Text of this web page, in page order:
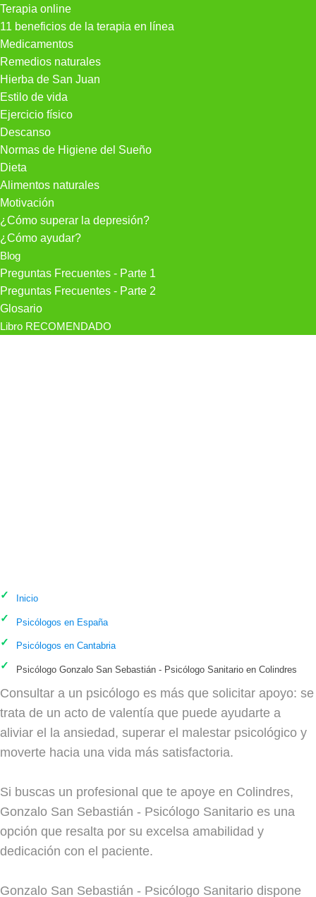
Terapia online
11 beneficios de la terapia en línea
Medicamentos
Remedios naturales
Hierba de San Juan
Estilo de vida
Ejercicio físico
Descanso
Normas de Higiene del Sueño
Dieta
Alimentos naturales
Motivación
¿Cómo superar la depresión?
¿Cómo ayudar?
Blog
Preguntas Frecuentes - Parte 1
Preguntas Frecuentes - Parte 2
Glosario
Libro RECOMENDADO
Inicio
Psicólogos en España
Psicólogos en Cantabria
Psicólogo Gonzalo San Sebastián - Psicólogo Sanitario en Colindres
Consultar a un psicólogo es más que solicitar apoyo: se
trata de un acto de valentía que puede ayudarte a
aliviar el la ansiedad, superar el malestar psicológico y
moverte hacia una vida más satisfactoria.
Si buscas un profesional que te apoye en Colindres,
Gonzalo San Sebastián - Psicólogo Sanitario es una
opción que resalta por su excelsa amabilidad y
dedicación con el paciente.
Gonzalo San Sebastián - Psicólogo Sanitario dispone